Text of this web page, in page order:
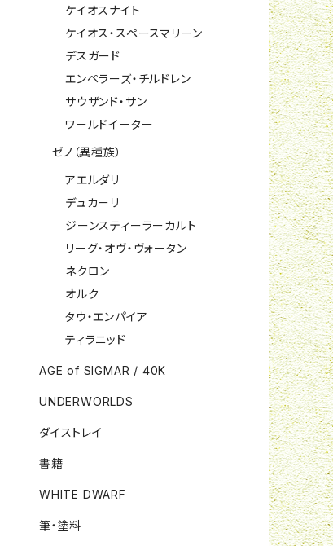
ケイオスナイト
ケイオス・スペースマリーン
デスガード
エンペラーズ・チルドレン
サウザンド・サン
ワールドイーター
ゼノ（異種族）
アエルダリ
デュカーリ
ジーンスティーラーカルト
リーグ・オヴ・ヴォータン
ネクロン
オルク
タウ・エンパイア
ティラニッド
AGE of SIGMAR / 40K
UNDERWORLDS
ダイストレイ
書籍
WHITE DWARF
筆・塗料